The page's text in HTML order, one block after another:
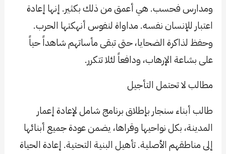
ومدارس فحسب. هي أعمق من ذلك بكثير. إنها إعادة
اعتبار للإنسان نفسه. مداواة لنفوس أنهكتها الحرب.
وحفظ لذاكرة الضحايا، حتى تبقى مأساتهم شاهداً حياً
على بشاعة الإرهاب، ودافعاً لئلا تتكرر.
مطالب لا تحتمل التأجيل
طالب أبناء سنجار بإطلاق برنامج شامل لإعادة إعمار
المدينة، بكل نواحيها وقراها، يضمن عودة جميع أبنائها
إلى مناطقهم الأصلية. تأهيل البنية التحتية. إعادة الحياة